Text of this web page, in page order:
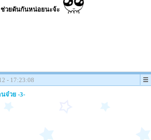
ช่วยดันกันหน่อยนะจ้ะ
- 17:23:08
จ๋วย -3-